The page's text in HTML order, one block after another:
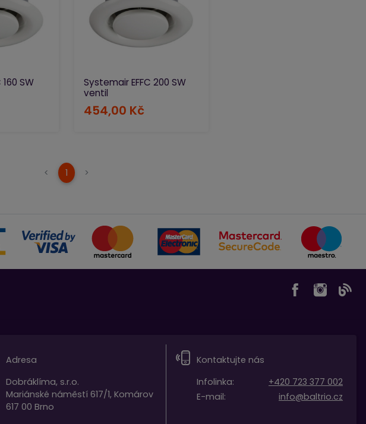
SW
Systemair EFFC 200 SW
ventil
454,00 Kč
< 1 (current)
>
Adresa
Dobráklíma, s.r.o.
Mariánské náměstí 617/1, Komárov
617 00 Brno
Kontaktujte nás
Infolinka:
+420 723 377 002
E-mail:
info@baltrio.cz